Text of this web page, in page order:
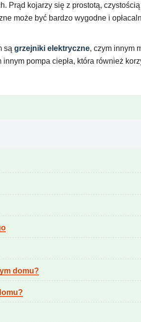
Prąd kojarzy się z prostotą,
może być bardzo wygodne i
są grzejniki elektryczne, czym innym
pompa ciepła, która również
domu?